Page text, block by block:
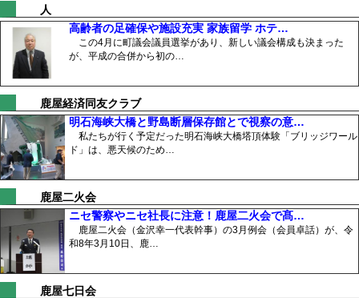
人
高齢者の足確保や施設充実 家族留学 ホテ…
この4月に町議会議員選挙があり、新しい議会構成も決まった
が、平成の合併から初の…
鹿屋経済同友クラブ
明石海峡大橋と野島断層保存館とで視察の意…
私たちが行く予定だった明石海峡大橋塔頂体験「ブリッジワール
ド」は、悪天候のため…
鹿屋二火会
ニセ警察やニセ社長に注意！鹿屋二火会で髙…
鹿屋二火会（金沢幸一代表幹事）の3月例会（会員卓話）が、令
和8年3月10日、鹿…
鹿屋七日会